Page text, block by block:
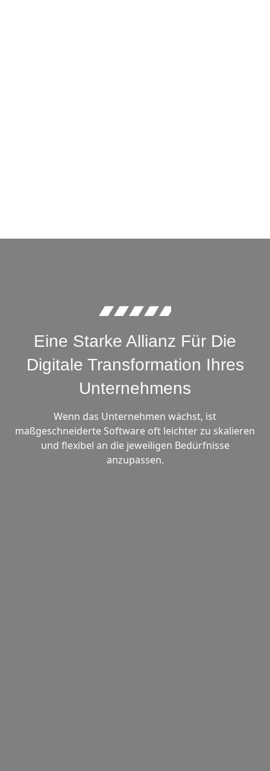
Eine Starke Allianz Für Die
Digitale Transformation Ihres
Unternehmens
Wenn das Unternehmen wächst, ist
maßgeschneiderte Software oft leichter zu skalieren
und flexibel an die jeweiligen Bedürfnisse
anzupassen.